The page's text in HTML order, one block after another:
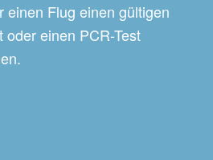
einen Flug einen gültigen
einen PCR-Test